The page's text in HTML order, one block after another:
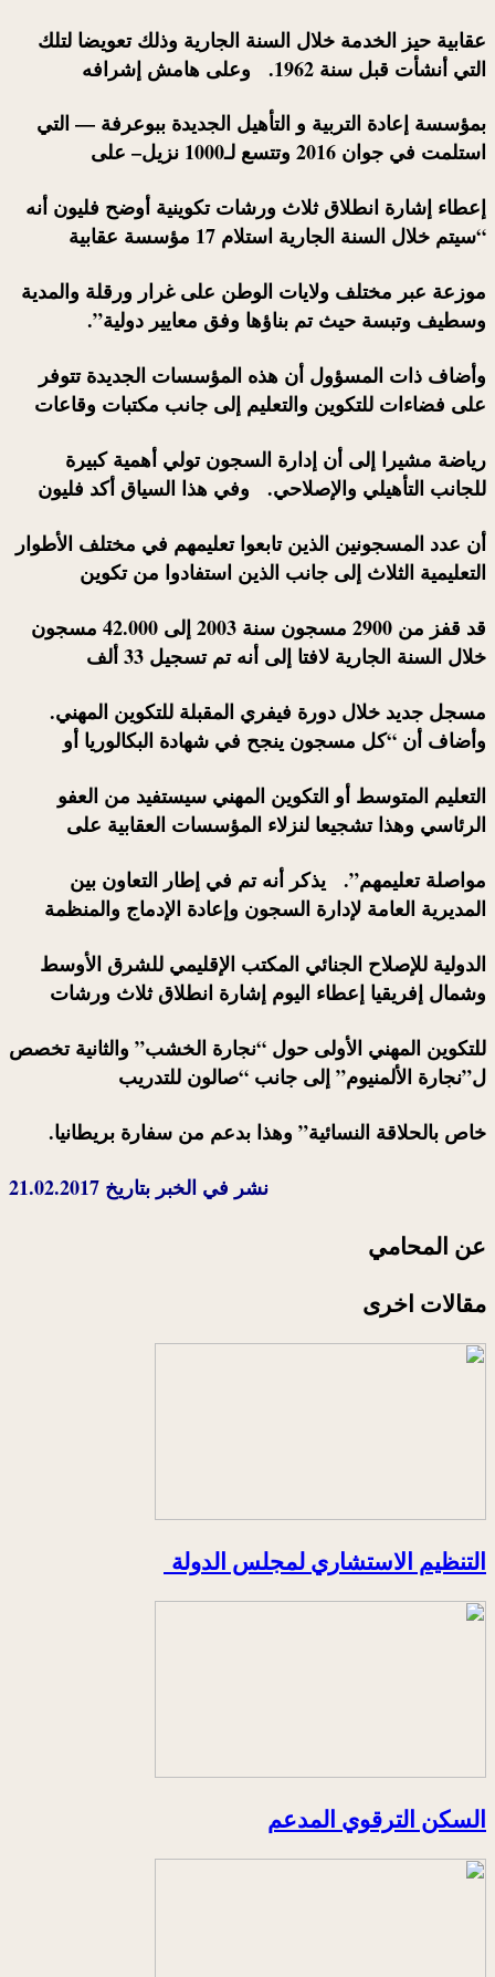
عقابية حيز الخدمة خلال السنة الجارية وذلك تعويضا لتلك
التي أنشأت قبل سنة 1962. وعلى هامش إشرافه
بمؤسسة إعادة التربية و التأهيل الجديدة ببوعرفة — التي
استلمت في جوان 2016 وتتسع لـ1000 نزيل– على
إعطاء إشارة انطلاق ثلاث ورشات تكوينية أوضح فليون أنه
“سيتم خلال السنة الجارية استلام 17 مؤسسة عقابية
موزعة عبر مختلف ولايات الوطن على غرار ورقلة والمدية
وسطيف وتبسة حيث تم بناؤها وفق معايير دولية”.
وأضاف ذات المسؤول أن هذه المؤسسات الجديدة تتوفر
على فضاءات للتكوين والتعليم إلى جانب مكتبات وقاعات
رياضة مشيرا إلى أن إدارة السجون تولي أهمية كبيرة
للجانب التأهيلي والإصلاحي. وفي هذا السياق أكد فليون
أن عدد المسجونين الذين تابعوا تعليمهم في مختلف الأطوار
التعليمية الثلاث إلى جانب الذين استفادوا من تكوين
قد قفز من 2900 مسجون سنة 2003 إلى 42.000 مسجون
خلال السنة الجارية لافتا إلى أنه تم تسجيل 33 ألف
مسجل جديد خلال دورة فيفري المقبلة للتكوين المهني.
وأضاف أن “كل مسجون ينجح في شهادة البكالوريا أو
التعليم المتوسط أو التكوين المهني سيستفيد من العفو
الرئاسي وهذا تشجيعا لنزلاء المؤسسات العقابية على
مواصلة تعليمهم”. يذكر أنه تم في إطار التعاون بين
المديرية العامة لإدارة السجون وإعادة الإدماج والمنظمة
الدولية للإصلاح الجنائي المكتب الإقليمي للشرق الأوسط
وشمال إفريقيا إعطاء اليوم إشارة انطلاق ثلاث ورشات
للتكوين المهني الأولى حول “نجارة الخشب” والثانية تخصص
ل”نجارة الألمنيوم” إلى جانب “صالون للتدريب
خاص بالحلاقة النسائية” وهذا بدعم من سفارة بريطانيا.
نشر في الخبر بتاريخ 21.02.2017
عن المحامي
مقالات اخرى
التنظيم الاستشاري لمجلس الدولة
السكن الترقوي المدعم